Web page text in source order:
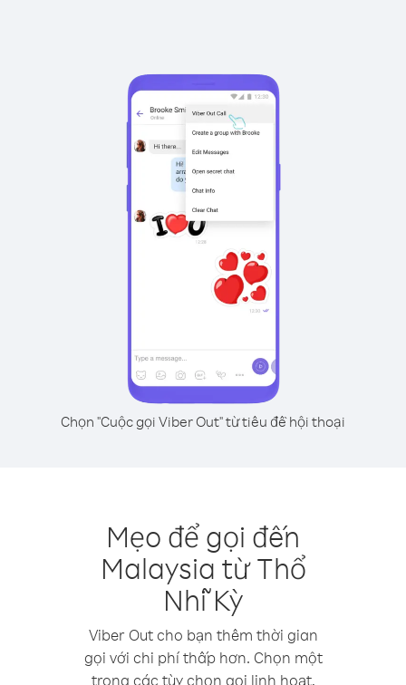
Chọn "Cuộc gọi Viber Out" từ tiêu đề hội thoại
Mẹo để gọi đến
Malaysia từ Thổ
Nhĩ Kỳ
Viber Out cho bạn thêm thời gian
gọi với chi phí thấp hơn. Chọn một
trong các tùy chọn gọi linh hoạt,